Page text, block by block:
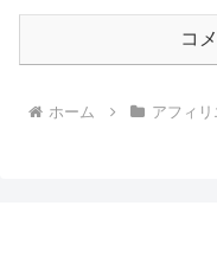
コ
ホーム アフィ